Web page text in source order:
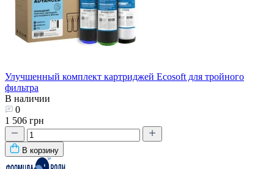
Улучшенный комплект картриджей Ecosoft для тройного
фильтра
В наличии
0
1 506 грн
В корзину